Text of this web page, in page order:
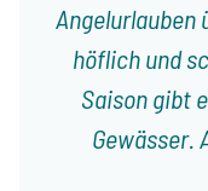
höflich und
Saison gibt
Gewässer.